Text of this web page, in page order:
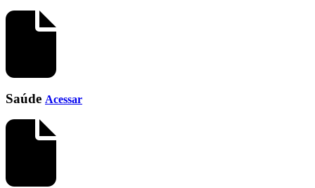
Saúde Acessar